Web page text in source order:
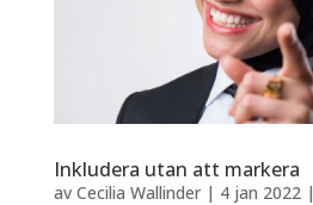
Inkludera utan att markera
av Cecilia Wallinder| 4 jan 2022|